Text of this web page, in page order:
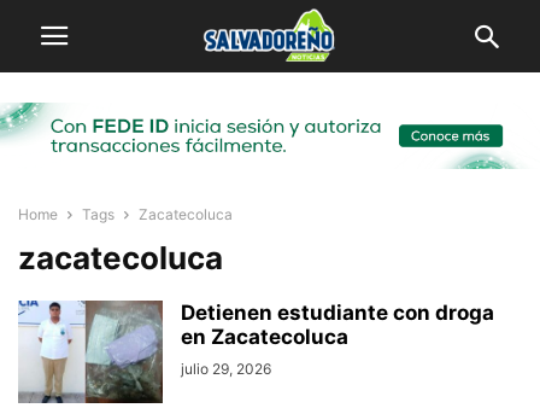
Home Tags Zacatecoluca
zacatecoluca
Detienen estudiante con droga
en Zacatecoluca
julio 29, 2026